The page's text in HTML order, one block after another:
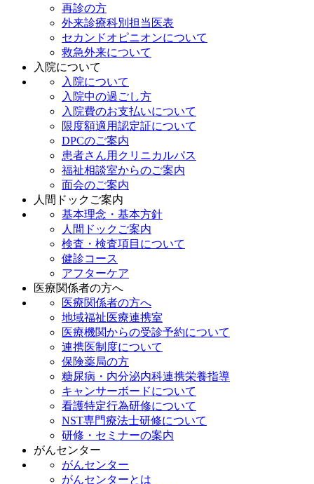
再診の方
外来診療科別担当医表
セカンドオピニオンについて
救急外来について
入院について
入院について
入院中の過ごし方
入院費のお支払いについて
限度額適用認定証について
DPCのご案内
患者さん用クリニカルパス
福祉相談室からのご案内
面会のご案内
人間ドックご案内
基本理念・基本方針
人間ドックご案内
検査・検査項目について
健診コース
アフターケア
医療関係者の方へ
医療関係者の方へ
地域福祉医療連携室
医療機関からの受診予約について
連携医制度について
保険薬局の方
糖尿病・内分泌内科連携栄養指導
キャンサーボードについて
看護特定行為研修について
NST専門療法士研修について
研修・セミナーの案内
がんセンター
がんセンター
がんセンターとは